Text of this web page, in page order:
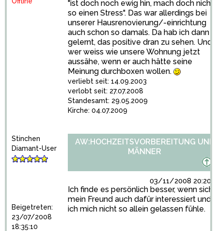
"ist doch noch ewig hin, mach doch nicht
so einen Stress". Das war allerdings bei
unserer Hausrenovierung/-einrichtung
auch schon so damals. Da hab ich dann
gelernt, das positive dran zu sehen. Und
wer weiss wie unsere Wohnung jetzt
aussähe, wenn er auch hätte seine
Meinung durchboxen wollen.
verliebt seit: 14.09.2003
verlobt seit: 27.07.2008
Standesamt: 29.05.2009
Kirche: 04.07.2009
Stinchen
Diamant-User
Beigetreten:
23/07/2008
18:35:10
AW:HOCHZEITSVORBEREITUNG UND
MÄNNER
03/11/2008
Ich finde es persönlich besser, wenn sich
mein Freund auch dafür interessiert und
ich mich nicht so allein gelassen fühle.